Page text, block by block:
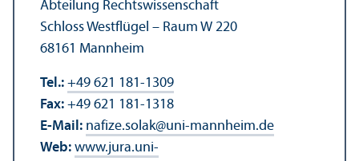
Abteilung Rechts­wissenschaft
Schloss Westflügel – Raum W 220
68161 Mannheim
Tel.: +49 621 181-1309
Fax: +49 621 181-1318
E-Mail: nafize.solak@uni-mannheim.de
Web: www.jura.uni-